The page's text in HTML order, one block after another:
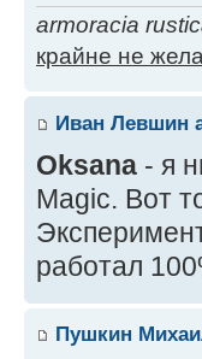
armoracia
крайне не
Иван Левшин
Oksana - я
Magic. Вот
работал
Пушкин